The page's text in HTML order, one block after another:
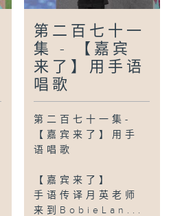
第二百七十一
集 - 【嘉宾
来了】用手语
唱歌
第二百七十一集-
【嘉宾来了】用手
语唱歌
【嘉宾来了】
手语传译月英老师
来到BobieLan...